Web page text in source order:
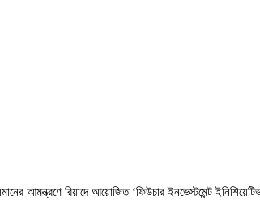
আমন্ত্রণে রিয়াদে আয়োজিত ‘ফিউচার ইনভেস্টমেন্ট